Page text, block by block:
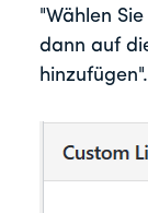
"Wählen
dann auf
hinzufügen".